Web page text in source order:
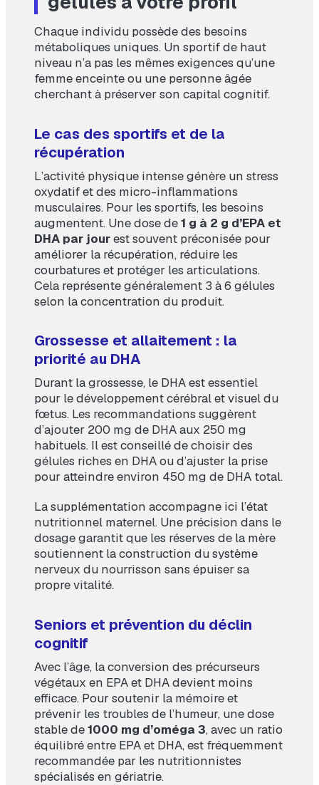
Chaque individu possède des besoins
métaboliques uniques. Un sportif de haut
niveau n’a pas les mêmes exigences qu’une
femme enceinte ou une personne âgée
cherchant à préserver son capital cognitif.
Le cas des sportifs et de la
récupération
L’activité physique intense génère un stress
oxydatif et des micro-inflammations
musculaires. Pour les sportifs, les besoins
augmentent. Une dose de1 g à 2 g d’EPA et
DHA par jourest souvent préconisée pour
améliorer la récupération, réduire les
courbatures et protéger les articulations.
Cela représente généralement 3 à 6 gélules
selon la concentration du produit.
Grossesse et allaitement : la
priorité au DHA
Durant la grossesse, le DHA est essentiel
pour le développement cérébral et visuel du
fœtus. Les recommandations suggèrent
d’ajouter 200 mg de DHA aux 250 mg
habituels. Il est conseillé de choisir des
gélules riches en DHA ou d’ajuster la prise
pour atteindre environ 450 mg de DHA total.
La supplémentation accompagne ici l’état
nutritionnel maternel. Une précision dans le
dosage garantit que les réserves de la mère
soutiennent la construction du système
nerveux du nourrisson sans épuiser sa
propre vitalité.
Seniors et prévention du déclin
cognitif
Avec l’âge, la conversion des précurseurs
végétaux en EPA et DHA devient moins
efficace. Pour soutenir la mémoire et
prévenir les troubles de l’humeur, une dose
stable de1000 mg d’oméga 3, avec un ratio
équilibré entre EPA et DHA, est fréquemment
recommandée par les nutritionnistes
spécialisés en gériatrie.